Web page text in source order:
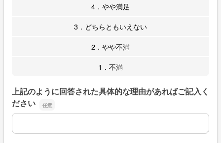
4．やや満足
3．どちらともいえない
2．やや不満
1．不満
上記のように回答された具体的な理由があればご記入く
ださい
上記のように回答された具体的な理由があればご記入くだ